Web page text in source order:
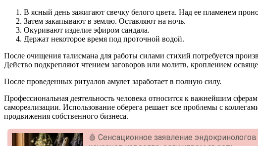
В ясный день зажигают свечку белого цвета. Над ее пламенем
Затем закапывают в землю. Оставляют на ночь.
Окуривают изделие эфиром сандала.
Держат некоторое время под проточной водой.
После очищения талисмана для работы силами стихий потребуется
Действо подкрепляют чтением заговоров или молитв, кроплением
После проведенных ритуалов амулет заработает в полную силу.
Профессиональная деятельность человека относится к важнейшим
самореализации. Использование оберега решает все проблемы с
продвижения собственного бизнеса.
🩸 Сенсационное заявление